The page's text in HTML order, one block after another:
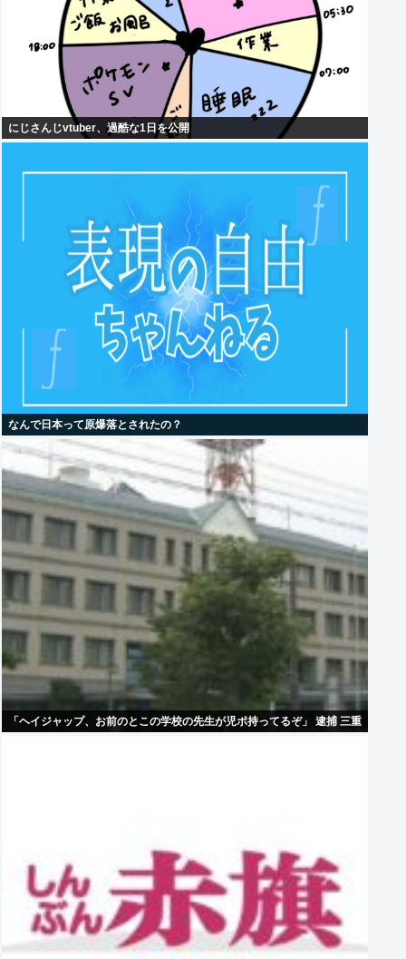
にじさんじvtuber、過酷な1日を公開
なんで日本って原爆落とされたの？
「ヘイジャップ、お前のとこの学校の先生が児ポ持ってるぞ」 逮捕 三重